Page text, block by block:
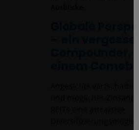
Globale
Compounder,
einem
Angesichts
und möglicher